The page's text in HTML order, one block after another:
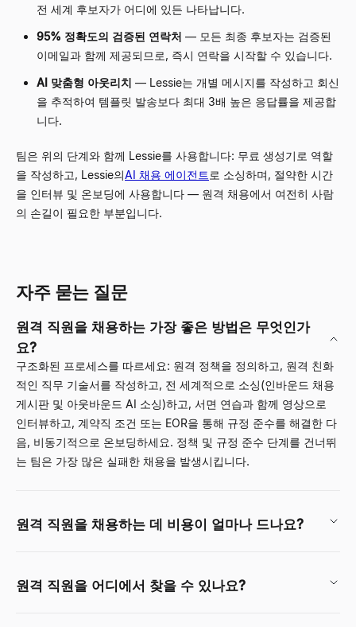
전 세계 후보자가 어디에 있든 나타납니다.
95% 정확도의 검증된 연락처 — 모든 최종 후보자는 검증된
이메일과 함께 제공되므로, 즉시 연락을 시작할 수 있습니다.
AI 맞춤형 아웃리치 — Lessie는 개별 메시지를 작성하고 회신
을 추적하여 템플릿 발송보다 최대 3배 높은 응답률을 제공합
니다.
팀은 위의 단계와 함께 Lessie를 사용합니다: 무료 생성기로 역할
을 작성하고, Lessie의AI 채용 에이전트 로 소싱하며, 절약한 시간
을 인터뷰 및 온보딩에 사용합니다 — 원격 채용에서 여전히 사람
의 손길이 필요한 부분입니다.
자주 묻는 질문
원격 직원을 채용하는 가장 좋은 방법은 무엇인가
요?
구조화된 프로세스를 따르세요: 원격 정책을 정의하고, 원격 친화
적인 직무 기술서를 작성하고, 전 세계적으로 소싱(인바운드 채용
게시판 및 아웃바운드 AI 소싱)하고, 서면 연습과 함께 영상으로
인터뷰하고, 계약직 조건 또는 EOR을 통해 규정 준수를 해결한 다
음, 비동기적으로 온보딩하세요. 정책 및 규정 준수 단계를 건너뛰
는 팀은 가장 많은 실패한 채용을 발생시킵니다.
원격 직원을 채용하는 데 비용이 얼마나 드나요?
원격 직원을 어디에서 찾을 수 있나요?